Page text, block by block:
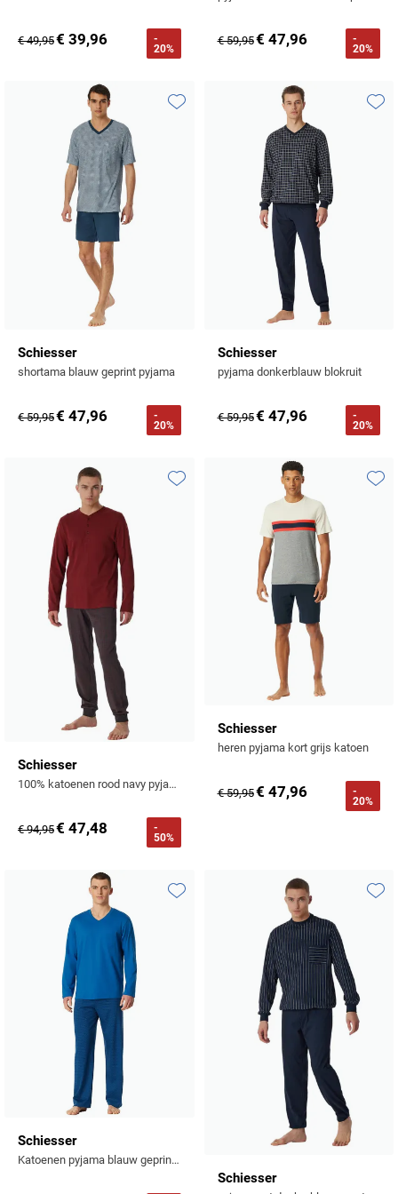
R2
Seidensticker
State of Art
Tommy Hilfiger
Vanguard
Roy Robson
Schiesser
Seidensticker
Slater
State of Art
Superdry
Thomas Maine
Tommy Hilfiger
Vanguard
William Lockie
Alle Merken
€ 49,95€ 39,96
-
20%
€ 59,95€ 47,96
-
20%
Schiesser
shortama blauw geprint pyjama
€ 59,95€ 47,96
-
20%
Toevoegen aan favorieten
Schiesser
pyjama donkerblauw blokruit
€ 59,95€ 47,96
-
20%
Schiesser
100% katoenen rood navy pyjama
€ 94,95€ 47,48
-
50%
Toevoegen aan favorieten
Schiesser
heren pyjama kort grijs katoen
€ 59,95€ 47,96
-
20%
Schiesser
Katoenen pyjama blauw geprint borstzak
Toevoegen aan favorieten
Schiesser